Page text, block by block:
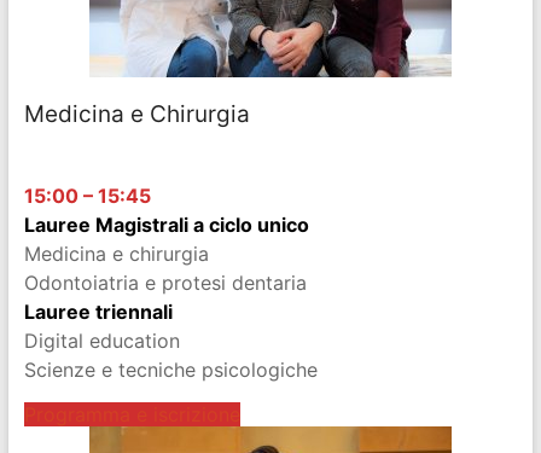
Medicina e Chirurgia
15:00 – 15:45
Lauree Magistrali a ciclo unico
Medicina e chirurgia
Odontoiatria e protesi dentaria
Lauree triennali
Digital education
Scienze e tecniche psicologiche